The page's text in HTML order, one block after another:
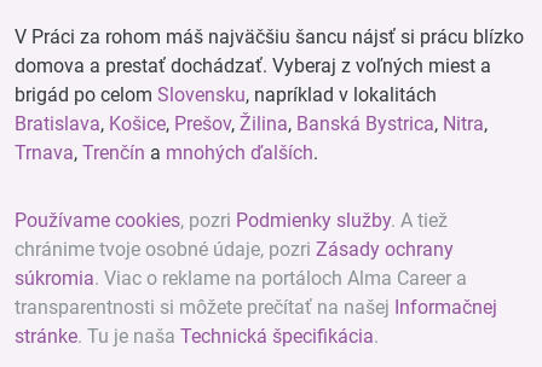
V Práci za rohom máš najväčšiu šancu nájsť si prácu blízko
domova a prestať dochádzať. Vyberaj z voľných miest a
brigád po celom Slovensku, napríklad v lokalitách
Bratislava, Košice, Prešov, Žilina, Banská Bystrica, Nitra,
Trnava, Trenčín a mnohých ďalších.
Používame cookies, pozri Podmienky služby. A tiež
chránime tvoje osobné údaje, pozri Zásady ochrany
súkromia. Viac o reklame na portáloch Alma Career a
transparentnosti si môžete prečítať na našej Informačnej
stránke. Tu je naša Technická špecifikácia.